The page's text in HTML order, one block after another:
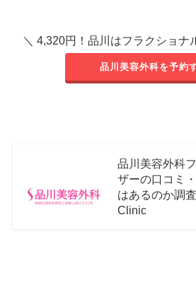
＼ 4,320円！品川はフラクショナ
品川美容外科を予約
品川美容外科
ザーの口コミ
はあるのか調
Clinic